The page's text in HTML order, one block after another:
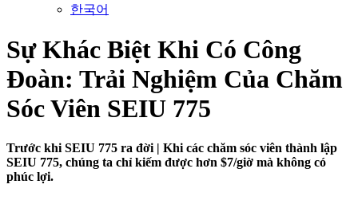
한국어
Sự Khác Biệt Khi Có Công
Đoàn: Trải Nghiệm Của Chăm
Sóc Viên SEIU 775
Trước khi SEIU 775 ra đời | Khi các chăm sóc viên thành lập
SEIU 775, chúng ta chỉ kiếm được hơn $7/giờ mà không có
phúc lợi.